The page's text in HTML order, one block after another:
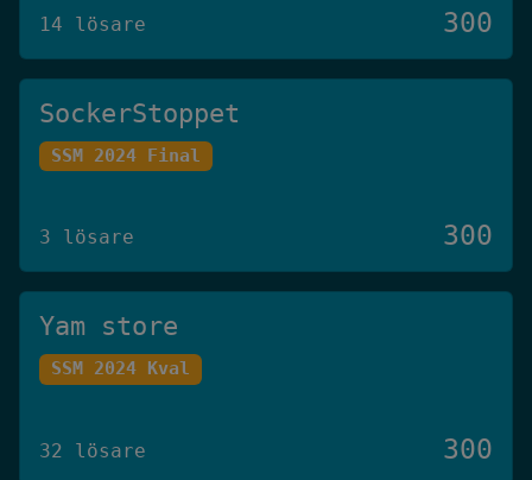
14 lösare 300
SockerStoppet
SSM 2024 Final
3 lösare 300
Yam store
SSM 2024 Kval
32 lösare 300